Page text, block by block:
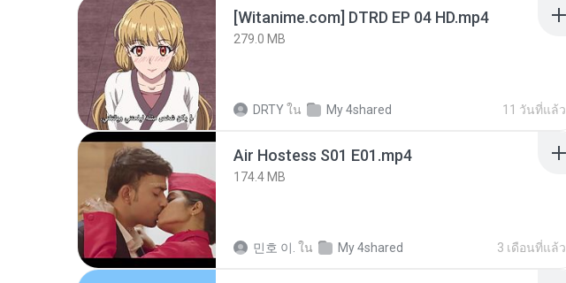
[Witanime.com] DTRD EP 04 HD.mp4
279.0 MB
DRTYใน My 4shared 11 วันที่แล้ว
Air Hostess S01 E01.mp4
174.4 MB
민호 이. ใน My 4shared 3 เดือนที่แล้ว